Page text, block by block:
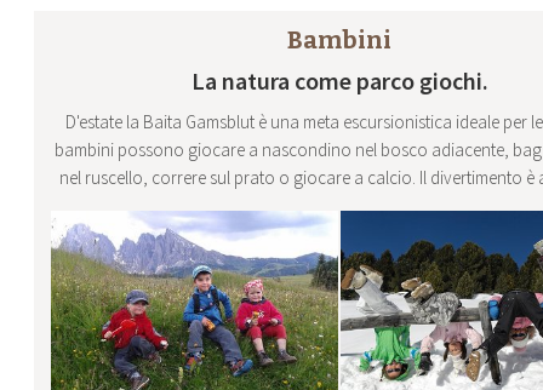
Bambini
La natura come parco giochi.
D'estate la Baita Gamsblut è una meta escursionistica ideale per
bambini possono giocare a nascondino nel bosco adiacente,
nel ruscello, correre sul prato o giocare a calcio. Il divertimento è